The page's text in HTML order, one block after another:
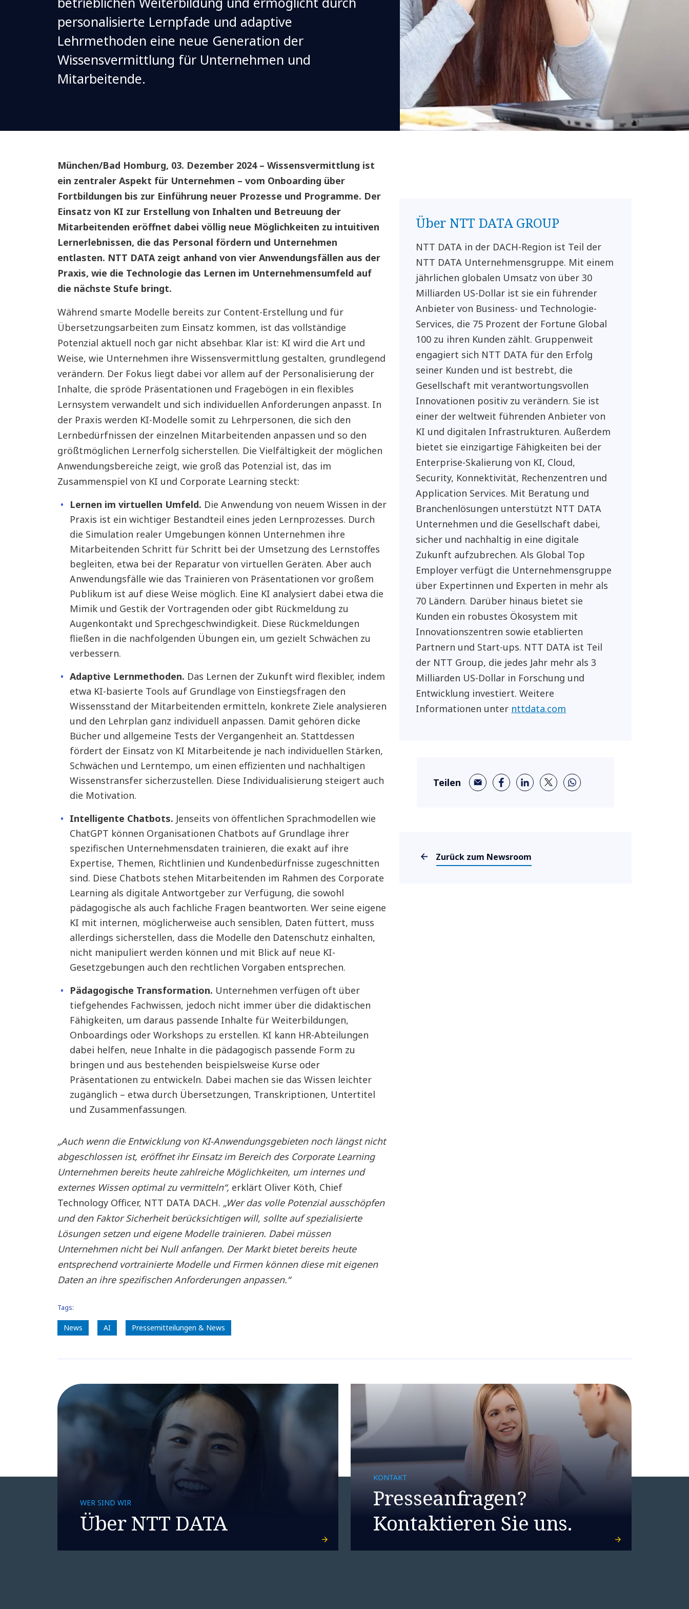
personalisierte Lernpfade und adaptive
Lehrmethoden eine neue Generation der
Wissensvermittlung für Unternehmen und
Mitarbeitende.
München/Bad Homburg, 03. Dezember 2024 – Wissensvermittlung ist
ein zentraler Aspekt für Unternehmen – vom Onboarding über
Fortbildungen bis zur Einführung neuer Prozesse und Programme. Der
Einsatz von KI zur Erstellung von Inhalten und Betreuung der
Mitarbeitenden eröffnet dabei völlig neue Möglichkeiten zu intuitiven
Lernerlebnissen, die das Personal fördern und Unternehmen
entlasten. NTT DATA zeigt anhand von vier Anwendungsfällen aus der
Praxis, wie die Technologie das Lernen im Unternehmensumfeld auf
die nächste Stufe bringt.
Während smarte Modelle bereits zur Content-Erstellung und für
Übersetzungsarbeiten zum Einsatz kommen, ist das vollständige
Potenzial aktuell noch gar nicht absehbar. Klar ist: KI wird die Art und
Weise, wie Unternehmen ihre Wissensvermittlung gestalten, grundlegend
verändern. Der Fokus liegt dabei vor allem auf der Personalisierung der
Inhalte, die spröde Präsentationen und Fragebögen in ein flexibles
Lernsystem verwandelt und sich individuellen Anforderungen anpasst. In
der Praxis werden KI-Modelle somit zu Lehrpersonen, die sich den
Lernbedürfnissen der einzelnen Mitarbeitenden anpassen und so den
größtmöglichen Lernerfolg sicherstellen. Die Vielfältigkeit der möglichen
Anwendungsbereiche zeigt, wie groß das Potenzial ist, das im
Zusammenspiel von KI und Corporate Learning steckt:
Lernen im virtuellen Umfeld. Die Anwendung von neuem Wissen in der
Praxis ist ein wichtiger Bestandteil eines jeden Lernprozesses. Durch
die Simulation realer Umgebungen können Unternehmen ihre
Mitarbeitenden Schritt für Schritt bei der Umsetzung des Lernstoffes
begleiten, etwa bei der Reparatur von virtuellen Geräten. Aber auch
Anwendungsfälle wie das Trainieren von Präsentationen vor großem
Publikum ist auf diese Weise möglich. Eine KI analysiert dabei etwa die
Mimik und Gestik der Vortragenden oder gibt Rückmeldung zu
Augenkontakt und Sprechgeschwindigkeit. Diese Rückmeldungen
fließen in die nachfolgenden Übungen ein, um gezielt Schwächen zu
verbessern.
Adaptive Lernmethoden. Das Lernen der Zukunft wird flexibler, indem
etwa KI-basierte Tools auf Grundlage von Einstiegsfragen den
Wissensstand der Mitarbeitenden ermitteln, konkrete Ziele analysieren
und den Lehrplan ganz individuell anpassen. Damit gehören dicke
Bücher und allgemeine Tests der Vergangenheit an. Stattdessen
fördert der Einsatz von KI Mitarbeitende je nach individuellen Stärken,
Schwächen und Lerntempo, um einen effizienten und nachhaltigen
Wissenstransfer sicherzustellen. Diese Individualisierung steigert auch
die Motivation.
Intelligente Chatbots. Jenseits von öffentlichen Sprachmodellen wie
ChatGPT können Organisationen Chatbots auf Grundlage ihrer
spezifischen Unternehmensdaten trainieren, die exakt auf ihre
Expertise, Themen, Richtlinien und Kundenbedürfnisse zugeschnitten
sind. Diese Chatbots stehen Mitarbeitenden im Rahmen des Corporate
Learning als digitale Antwortgeber zur Verfügung, die sowohl
pädagogische als auch fachliche Fragen beantworten. Wer seine eigene
KI mit internen, möglicherweise auch sensiblen, Daten füttert, muss
allerdings sicherstellen, dass die Modelle den Datenschutz einhalten,
nicht manipuliert werden können und mit Blick auf neue KI-
Gesetzgebungen auch den rechtlichen Vorgaben entsprechen.
Pädagogische Transformation. Unternehmen verfügen oft über
tiefgehendes Fachwissen, jedoch nicht immer über die didaktischen
Fähigkeiten, um daraus passende Inhalte für Weiterbildungen,
Onboardings oder Workshops zu erstellen. KI kann HR-Abteilungen
dabei helfen, neue Inhalte in die pädagogisch passende Form zu
bringen und aus bestehenden beispielsweise Kurse oder
Präsentationen zu entwickeln. Dabei machen sie das Wissen leichter
zugänglich – etwa durch Übersetzungen, Transkriptionen, Untertitel
und Zusammenfassungen.
„Auch wenn die Entwicklung von KI-Anwendungsgebieten noch längst nicht
abgeschlossen ist, eröffnet ihr Einsatz im Bereich des Corporate Learning
Unternehmen bereits heute zahlreiche Möglichkeiten, um internes und
externes Wissen optimal zu vermitteln“, erklärt Oliver Köth, Chief
Technology Officer, NTT DATA DACH. „Wer das volle Potenzial ausschöpfen
und den Faktor Sicherheit berücksichtigen will, sollte auf spezialisierte
Lösungen setzen und eigene Modelle trainieren. Dabei müssen
Unternehmen nicht bei Null anfangen. Der Markt bietet bereits heute
entsprechend vortrainierte Modelle und Firmen können diese mit eigenen
Daten an ihre spezifischen Anforderungen anpassen.“
Tags:
News AI Pressemitteilungen & News
Über NTT DATA GROUP
NTT DATA in der DACH-Region ist Teil der
NTT DATA Unternehmensgruppe. Mit einem
jährlichen globalen Umsatz von über 30
Milliarden US-Dollar ist sie ein führender
Anbieter von Business- und Technologie-
Services, die 75 Prozent der Fortune Global
100 zu ihren Kunden zählt. Gruppenweit
engagiert sich NTT DATA für den Erfolg
seiner Kunden und ist bestrebt, die
Gesellschaft mit verantwortungsvollen
Innovationen positiv zu verändern. Sie ist
einer der weltweit führenden Anbieter von
KI und digitalen Infrastrukturen. Außerdem
bietet sie einzigartige Fähigkeiten bei der
Enterprise-Skalierung von KI, Cloud,
Security, Konnektivität, Rechenzentren und
Application Services. Mit Beratung und
Branchenlösungen unterstützt NTT DATA
Unternehmen und die Gesellschaft dabei,
sicher und nachhaltig in eine digitale
Zukunft aufzubrechen. Als Global Top
Employer verfügt die Unternehmensgruppe
über Expertinnen und Experten in mehr als
70 Ländern. Darüber hinaus bietet sie
Kunden ein robustes Ökosystem mit
Innovationszentren sowie etablierten
Partnern und Start-ups. NTT DATA ist Teil
der NTT Group, die jedes Jahr mehr als 3
Milliarden US-Dollar in Forschung und
Entwicklung investiert. Weitere
Informationen unter nttdata.com
Teilen
Zurück zum Newsroom
WER SIND WIR
Über NTT DATA
KONTAKT
Presseanfragen?
Kontaktieren Sie uns.